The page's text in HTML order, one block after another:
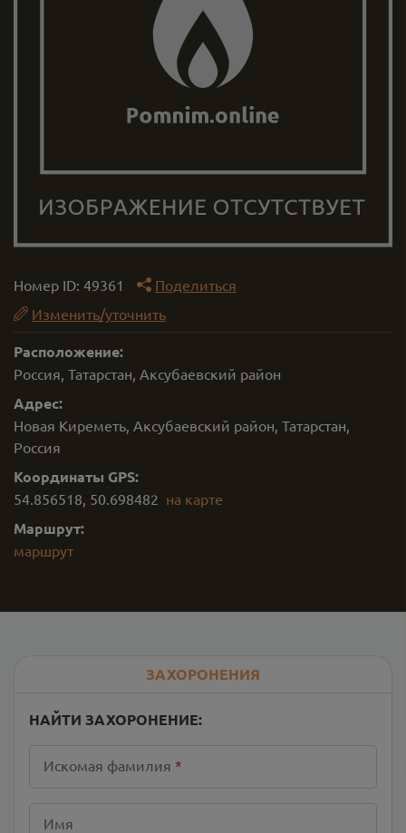
Номер ID: 49361
Поделиться
Изменить/уточнить
Расположение:
Россия, Татарстан, Аксубаевский район
Адрес:
Новая Киреметь, Аксубаевский район, Татарстан,
Россия
Координаты GPS:
54.856518, 50.698482 на карте
Маршрут:
маршрут
ЗАХОРОНЕНИЯ
НАЙТИ ЗАХОРОНЕНИЕ:
Искомая фамилия *
Имя